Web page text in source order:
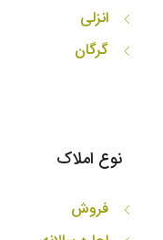
انزلی
گرگان
نوع املاک
فروش